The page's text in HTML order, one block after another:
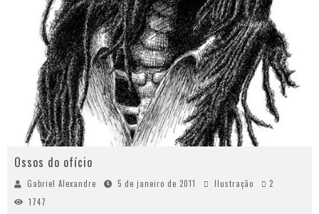
Ossos do ofício
Gabriel Alexandre 5 de janeiro de 2011 Ilustração
2
1747